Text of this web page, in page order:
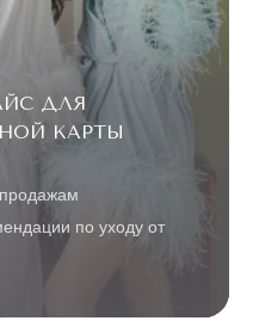
ДЛЯ
КАРТЫ
по уходу от